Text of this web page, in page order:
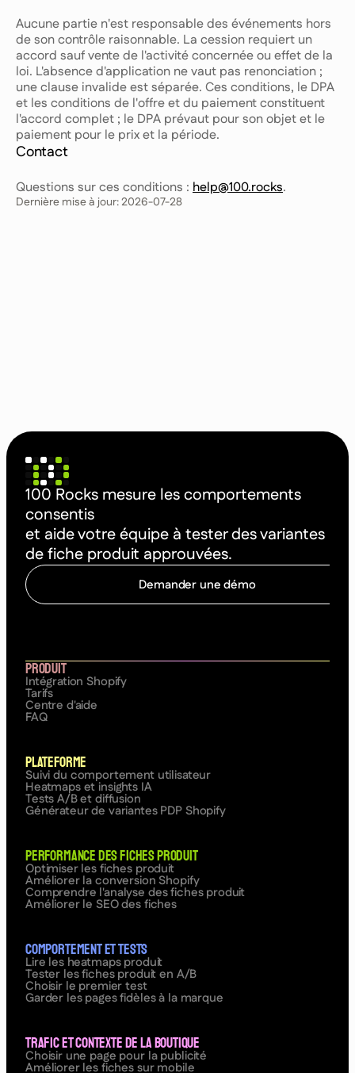
Aucune partie n'est responsable des événements hors
de son contrôle raisonnable. La cession requiert un
accord sauf vente de l'activité concernée ou effet de la
loi. L'absence d'application ne vaut pas renonciation ;
une clause invalide est séparée. Ces conditions, le DPA
et les conditions de l'offre et du paiement constituent
l'accord complet ; le DPA prévaut pour son objet et le
paiement pour le prix et la période.
Contact
Questions sur ces conditions : help@100.rocks.
Dernière mise à jour:2026-07-28
100 Rocks mesure les comportements
consentis
et aide votre équipe à tester des variantes
de fiche produit approuvées.
Demander une démo
Produit
Intégration Shopify
Tarifs
Centre d'aide
FAQ
Plateforme
Suivi du comportement utilisateur
Heatmaps et insights IA
Tests A/B et diffusion
Générateur de variantes PDP Shopify
Performance des fiches produit
Optimiser les fiches produit
Améliorer la conversion Shopify
Comprendre l'analyse des fiches produit
Améliorer le SEO des fiches
Comportement et tests
Lire les heatmaps produit
Tester les fiches produit en A/B
Choisir le premier test
Garder les pages fidèles à la marque
Trafic et contexte de la boutique
Choisir une page pour la publicité
Améliorer les fiches sur mobile